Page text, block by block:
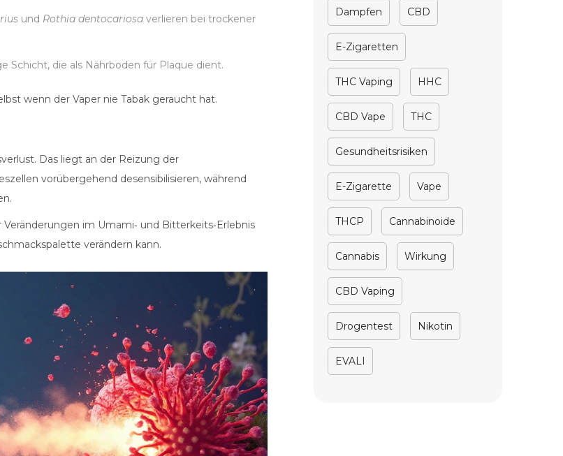
und Rothia dentocariosa verlieren bei trockener
Schicht, die als Nährboden für Plaque dient.
wenn der Vaper nie Tabak geraucht hat.
Das liegt an der Reizung der
vorübergehend desensibilisieren, während
im Umami‑ und Bitterkeits‑Erlebnis
verändern kann.
Dampfen CBD
E-Zigaretten
THC Vaping HHC
CBD Vape THC
Gesundheitsrisiken
E-Zigarette Vape
THCP Cannabinoide
Cannabis Wirkung
CBD Vaping
Drogentest Nikotin
EVALI